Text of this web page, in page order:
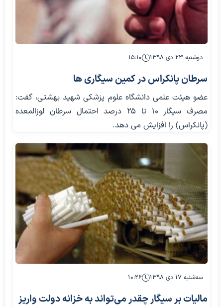
دوشنبه ۲۳ دی ۱۳۹۸ ۱۵:۱۰
سرطان پانکراس در کمین سیگاری ها
عضو هیئت علمی دانشگاه علوم پزشکی شهید بهشتی، گفت:
مصرف سیگار ۱۰ تا ۲۵ درصد احتمال سرطان لوزالمعده
(پانکراس) را افزایش می دهد.
سه‌شنبه ۱۷ دی ۱۳۹۸ ۱۰:۲۶
مالیات بر سیگار چقدر می‌تواند به خزانه دولت واریز